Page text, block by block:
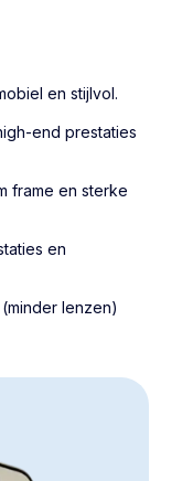
en stijlvol.
end prestaties
frame en sterke
en
lenzen)